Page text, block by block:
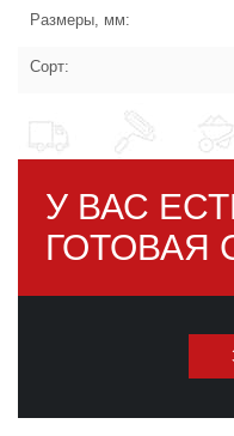
Размеры, мм:
Сорт:
У ВАС
ГОТОВАЯ